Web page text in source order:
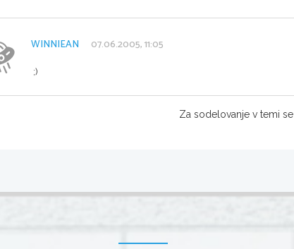
WINNIEAN 07.06.2005, 11:05
;)
Za sodelovanje v temi se